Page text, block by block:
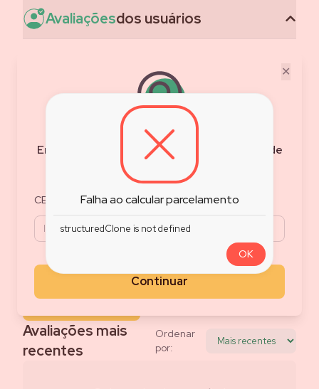
✕
Encontre as melhores ofertas e condições de
frete para sua região
CEP
Continuar
Avaliaçõesdos usuários
0.0 Nota do Produto
avaliações
Filtrar Avaliações
0
Avalie esse produto
Compartilhe o que achou do produto
Avaliar produto
Avaliações mais
recentes
Ordenar
por:
Falha ao calcular parcelamento
structuredClone is not defined
OK